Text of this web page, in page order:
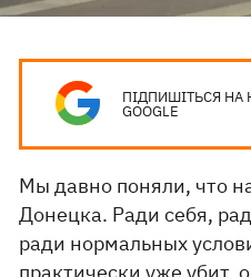
ПІДПИШІТЬСЯ НА
GOOGLE
Мы давно поняли, что
Донецка. Ради себя,
ради нормальных